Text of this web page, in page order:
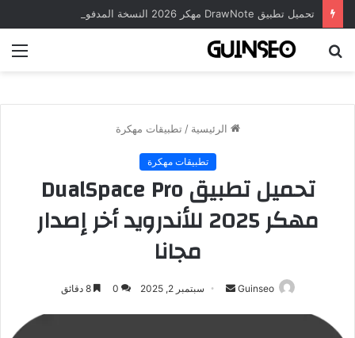
الرئيسية / تطبيقات مهكرة
تطبيقات مهكرة
تحميل تطبيق DualSpace Pro
مهكر 2025 للأندرويد أخر إصدار
مجانا
Guinseo
أرسل سبتمبر 2, 2025 0 8 دقائق